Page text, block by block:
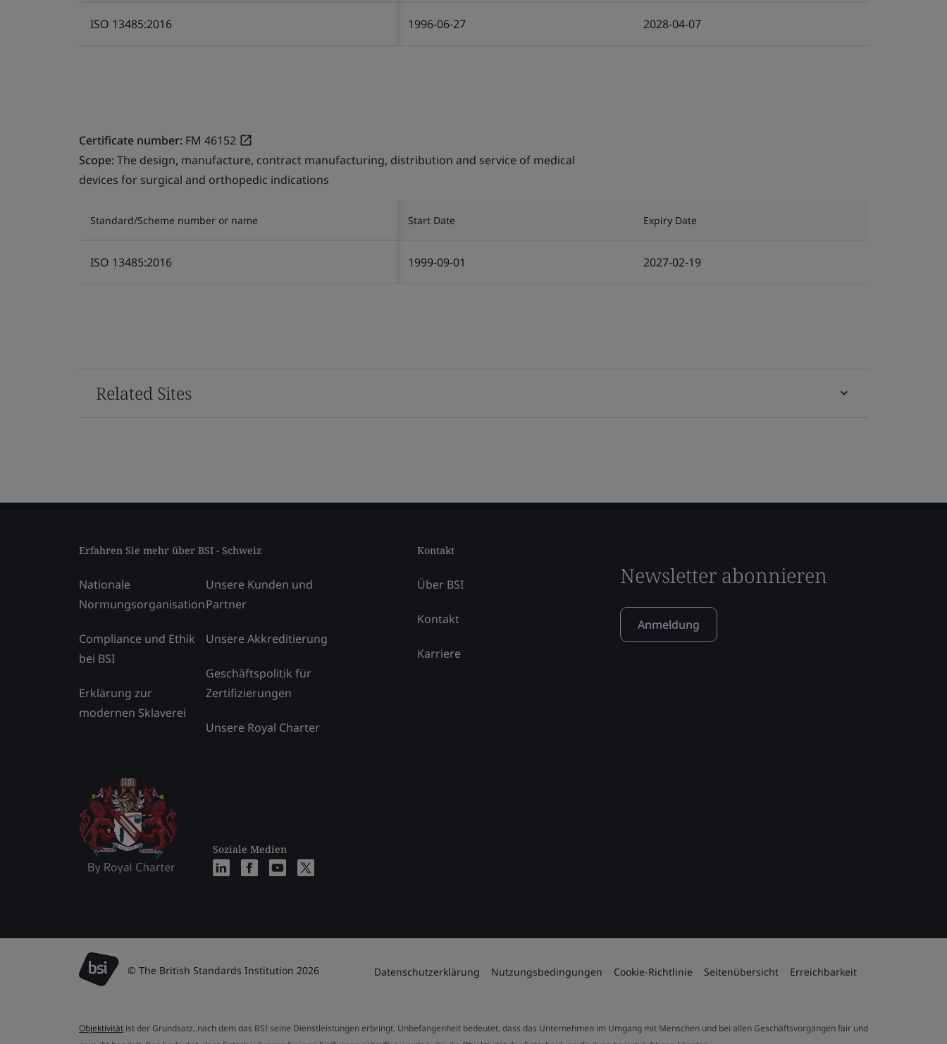
ISO 13485:2016 1996-06-27 2028-04-07
Certificate number: FM 46152
Scope:The design, manufacture, contract manufacturing, distribution and service of medical
devices for surgical and orthopedic indications
Standard/Scheme number or name Start Date Expiry Date
ISO 13485:2016 1999-09-01 2027-02-19
Related Sites
Erfahren Sie mehr über BSI - Schweiz
Nationale
Normungsorganisation
Compliance und Ethik
bei BSI
Erklärung zur
modernen Sklaverei
Unsere Kunden und
Partner
Unsere Akkreditierung
Geschäftspolitik für
Zertifizierungen
Unsere Royal Charter
Soziale Medien
Kontakt
Über BSI
Kontakt
Karriere
Newsletter abonnieren
Anmeldung
© The British Standards Institution 2026 Datenschutzerklärung Nutzungsbedingungen Cookie-Richtlinie Seitenübersicht Erreichbarkeit
Objektivität ist der Grundsatz, nach dem das BSI seine Dienstleistungen erbringt. Unbefangenheit bedeutet, dass das Unternehmen im Umgang mit Menschen und bei allen Geschäftsvorgängen fair und